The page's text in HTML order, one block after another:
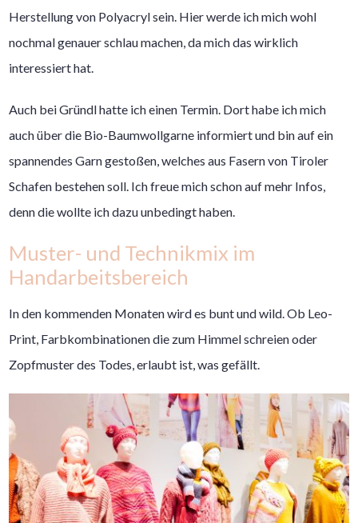
Herstellung von Polyacryl sein. Hier werde ich mich wohl
nochmal genauer schlau machen, da mich das wirklich
interessiert hat.
Auch bei Gründl hatte ich einen Termin. Dort habe ich mich
auch über die Bio-Baumwollgarne informiert und bin auf ein
spannendes Garn gestoßen, welches aus Fasern von Tiroler
Schafen bestehen soll. Ich freue mich schon auf mehr Infos,
denn die wollte ich dazu unbedingt haben.
Muster- und Technikmix im
Handarbeitsbereich
In den kommenden Monaten wird es bunt und wild. Ob Leo-
Print, Farbkombinationen die zum Himmel schreien oder
Zopfmuster des Todes, erlaubt ist, was gefällt.